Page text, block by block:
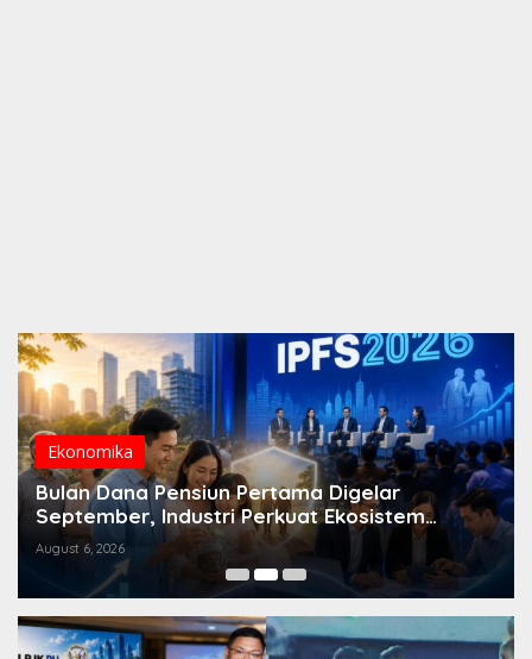
Ekonomika
Bulan Dana Pensiun Pertama Digelar
September, Industri Perkuat Ekosistem
Pensiun Berkelanjutan
August 6, 2026